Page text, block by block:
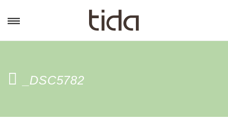
_DSC5782